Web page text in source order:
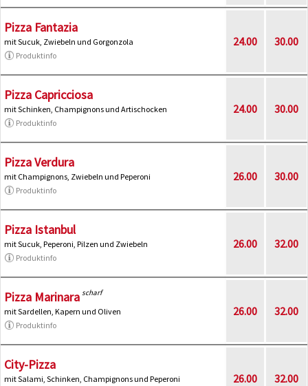
Pizza Fantazia
mit Sucuk, Zwiebeln und Gorgonzola
Produktinfo
24.00 30.00
Pizza Capricciosa
mit Schinken, Champignons und Artischocken
Produktinfo
24.00 30.00
Pizza Verdura
mit Champignons, Zwiebeln und Peperoni
Produktinfo
26.00 30.00
Pizza Istanbul
mit Sucuk, Peperoni, Pilzen und Zwiebeln
Produktinfo
26.00 32.00
Pizza Marinara scharf
mit Sardellen, Kapern und Oliven
Produktinfo
26.00 32.00
City-Pizza
mit Salami, Schinken, Champignons und Peperoni
26.00 32.00